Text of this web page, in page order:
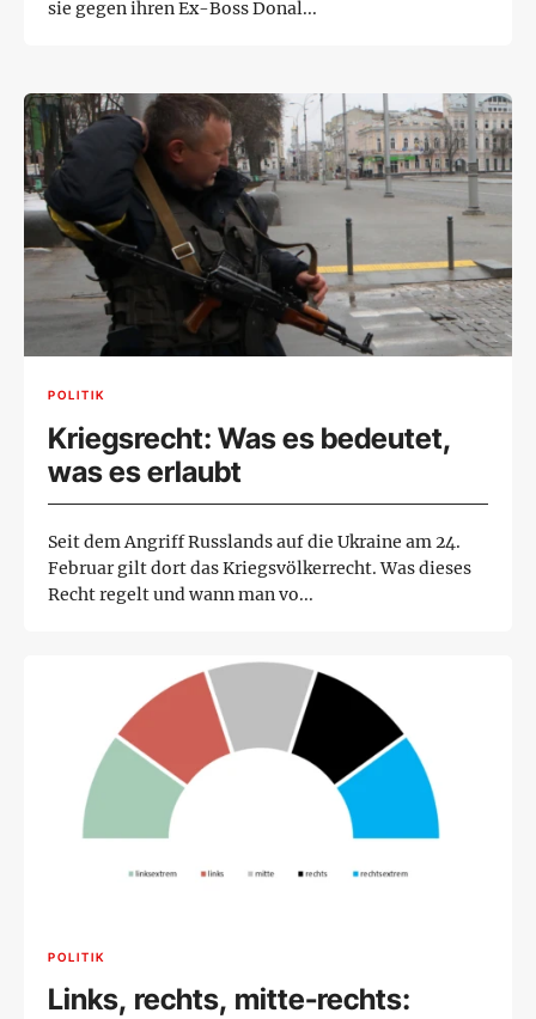
sie gegen ihren Ex-Boss Donal...
POLITIK
Kriegsrecht: Was es bedeutet,
was es erlaubt
Seit dem Angriff Russlands auf die Ukraine am 24.
Februar gilt dort das Kriegsvölkerrecht. Was dieses
Recht regelt und wann man vo...
POLITIK
Links, rechts, mitte-rechts: